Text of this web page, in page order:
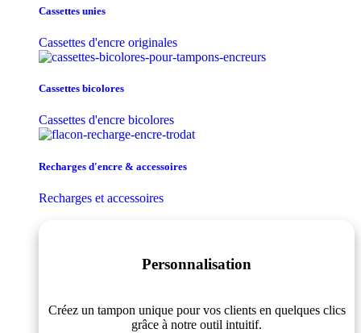
Cassettes unies
Cassettes d'encre originales
Cassettes bicolores
Cassettes d'encre bicolores
Recharges d'encre & accessoires
Recharges et accessoires
Personnalisation
Créez un tampon unique pour vos clients en quelques clics
grâce à notre outil intuitif.